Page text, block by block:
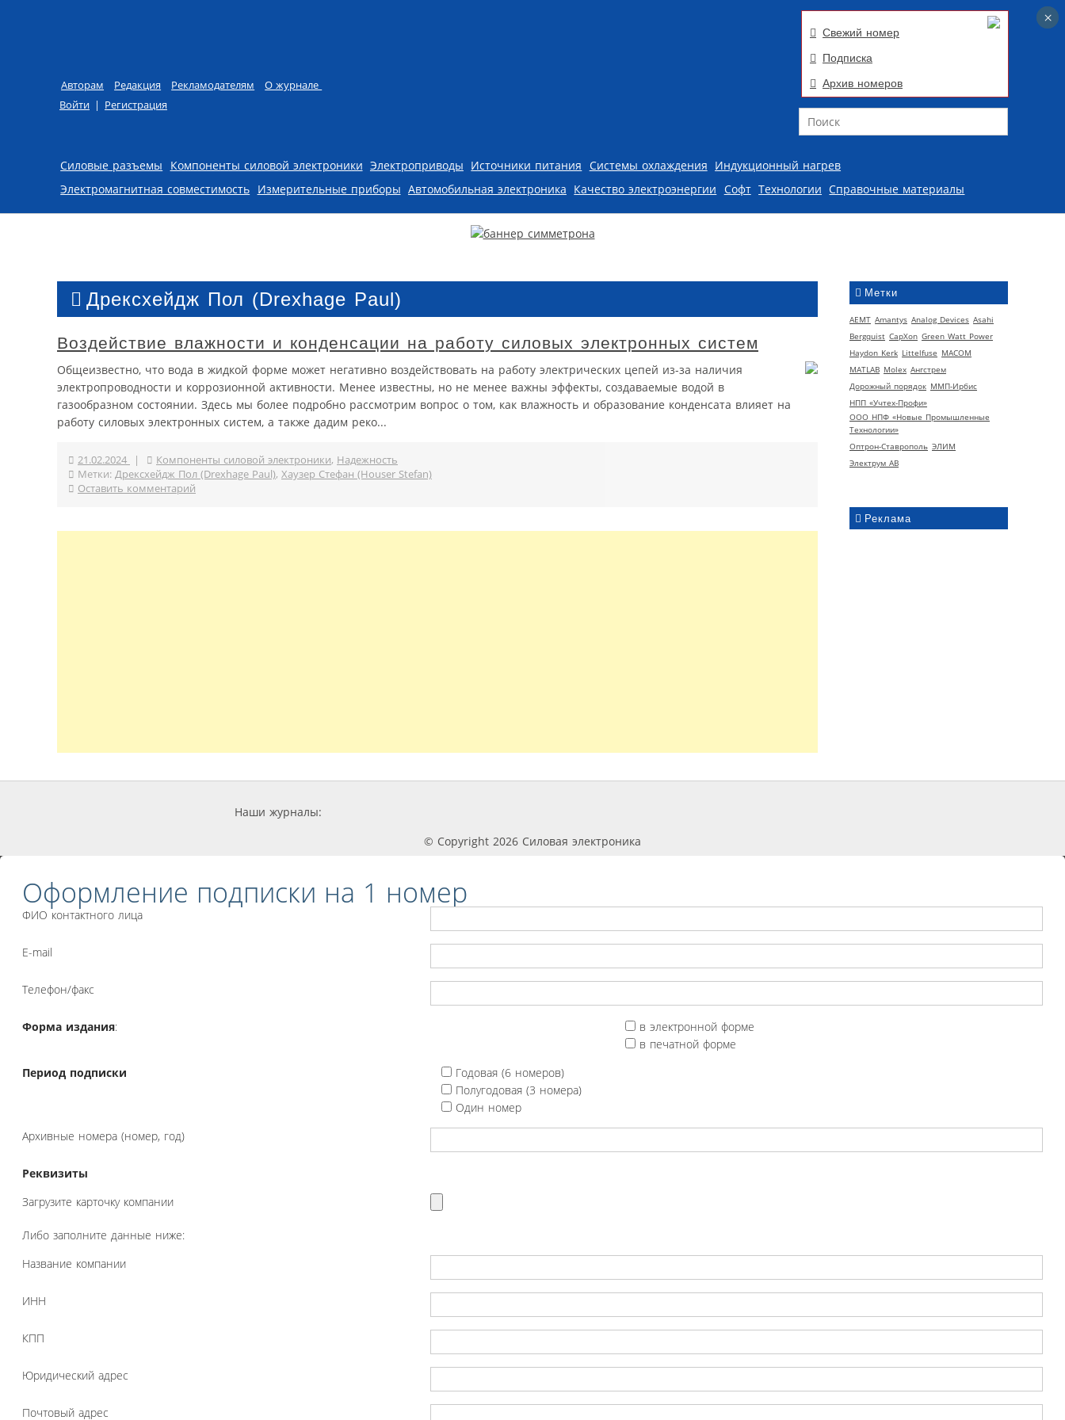
Авторам Редакция Рекламодателям
О журнале
Войти | Регистрация
Свежий номер
Подписка
Архив номеров
Поиск
Skip to content
Силовые разъемы Компоненты силовой электроники Электроприводы Источники питания Системы охлаждения Индукционный нагрев
Электромагнитная совместимость Измерительные приборы Автомобильная электроника Качество электроэнергии Софт Технологии Справочные материалы
Метки
AEMT Amantys Analog Devices Asahi
Bergquist CapXon Green Watt Power
Haydon Kerk Littelfuse MACOM
MATLAB Molex Ангстрем
Дорожный порядок ММП-Ирбис
НПП «Учтех-Профи»
ООО НПФ «Новые Промышленные
Технологии»
Оптрон-Ставрополь ЭЛИМ
Электрум АВ
Реклама
Дрексхейдж Пол (Drexhage Paul)
Воздействие влажности и конденсации на работу силовых электронных систем
Общеизвестно, что вода в жидкой форме может негативно воздействовать на работу электрических цепей из-за наличия
электропроводности и коррозионной активности. Менее известны, но не менее важны эффекты, создаваемые водой в
газообразном состоянии. Здесь мы более подробно рассмотрим вопрос о том, как влажность и образование конденсата влияет на
работу силовых электронных систем, а также дадим реко...
21.02.2024 | Компоненты силовой электроники, Надежность
Метки: Дрексхейдж Пол (Drexhage Paul), Хаузер Стефан (Houser Stefan)
Оставить комментарий
Наши журналы:
© Copyright 2026 Силовая электроника
Оформление подписки на 1 номер
ФИО контактного лица
E-mail
Телефон/факс
Форма издания:
в электронной форме
в печатной форме
Период подписки
Годовая (6 номеров)
Полугодовая (3 номера)
Один номер
Архивные номера (номер, год)
Реквизиты
Загрузите карточку компании
Либо заполните данные ниже:
Название компании
ИНН
КПП
Юридический адрес
Почтовый адрес
×
×